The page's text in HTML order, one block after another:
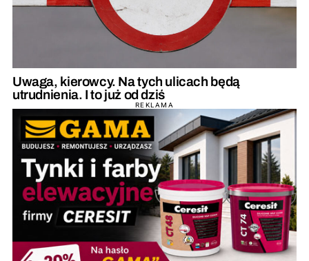
Uwaga, kierowcy. Na tych ulicach będą
utrudnienia. I to już od dziś
REKLAMA